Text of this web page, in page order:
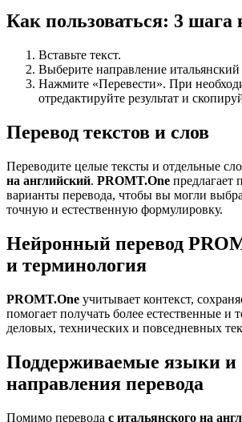
Как пользоваться: 3 шага
Вставьте текст.
Выберите направление
Нажмите «Перевести». При
отредактируйте результат и
Перевод текстов и слов
Переводите целые тексты и отдельные
на английский. PROMT.One предлагает
варианты перевода, чтобы вы могли
точную и естественную формулировку.
Нейронный перевод
и терминология
PROMT.One учитывает контекст,
помогает получать более естественные и
деловых, технических и повседневных
Поддерживаемые языки и
направления перевода
Помимо перевода с итальянского на